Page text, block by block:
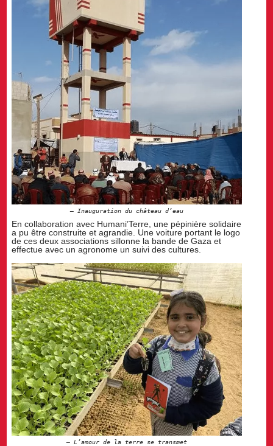
Inauguration du château d’eau
En collaboration avec Humani’Terre, une pépinière solidaire
a pu être construite et agrandie. Une voiture portant le logo
de ces deux associations sillonne la bande de Gaza et
effectue avec un agronome un suivi des cultures.
L’amour de la terre se transmet